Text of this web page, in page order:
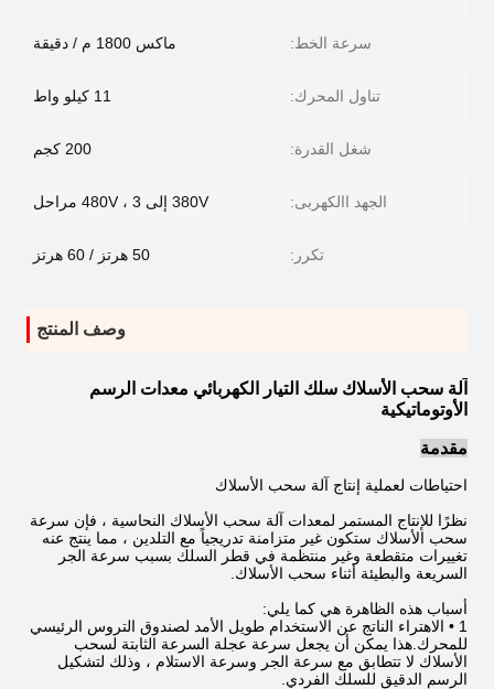
سرعة الخط: ماكس 1800 م / دقيقة
تناول المحرك: 11 كيلو واط
شغل القدرة: 200 كجم
الجهد االكهربى: 380V إلى 480V ، 3 مراحل
تكرر: 50 هرتز / 60 هرتز
وصف المنتج
آلة سحب الأسلاك سلك التيار الكهربائي معدات الرسم
الأوتوماتيكية
مقدمة
احتياطات لعملية إنتاج آلة سحب الأسلاك
نظرًا للإنتاج المستمر لمعدات آلة سحب الأسلاك النحاسية ، فإن سرعة
سحب الأسلاك ستكون غير متزامنة تدريجياً مع التلدين ، مما ينتج عنه
تغييرات متقطعة وغير منتظمة في قطر السلك بسبب سرعة الجر
السريعة والبطيئة أثناء سحب الأسلاك.
أسباب هذه الظاهرة هي كما يلي:
1 • الاهتراء الناتج عن الاستخدام طويل الأمد لصندوق التروس الرئيسي
للمحرك.هذا يمكن أن يجعل سرعة عجلة السرعة الثابتة لسحب
الأسلاك لا تتطابق مع سرعة الجر وسرعة الاستلام ، وذلك لتشكيل
الرسم الدقيق للسلك الفردي.